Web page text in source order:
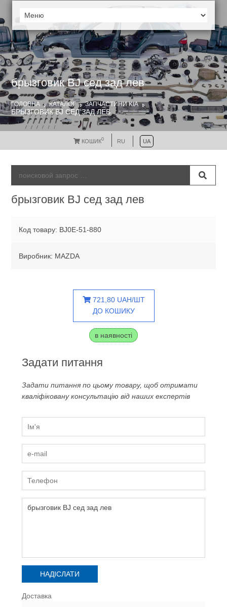
брызговик BJ сед зад лев
ГОЛОВНА КАТАЛОГ ЗАПЧАСТИНИ KIA
БРЫЗГОВИК BJ СЕД ЗАД ЛЕВ
КОШИК0 RU UA
брызговик BJ сед зад лев
Код товару: BJ0E-51-880
Виробник: MAZDA
721,80 UAH/ШТ
ДО КОШИКУ
в наявності
Задати питання
Задати питання по цьому товару, щоб отримати
кваліфіковану консультацію від наших експертів
Доставка